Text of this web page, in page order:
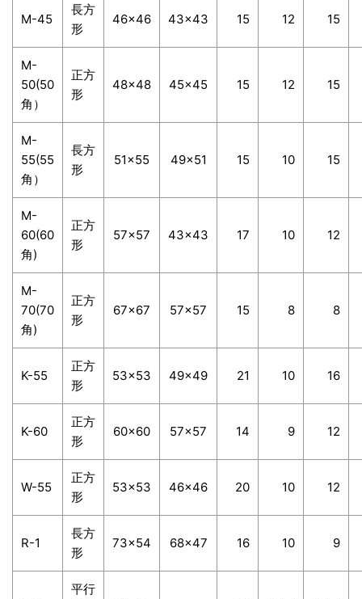
M-45
長方
形
46×46 43×43 15 12 15
M-
50(50
角）
正方
形
48×48 45×45 15 12 15
M-
55(55
角）
長方
形
51×55 49×51 15 10 15
M-
60(60
角)
正方
形
57×57 43×43 17 10 12
M-
70(70
角)
正方
形
67×67 57×57 15 8 8
K-55
正方
形
53×53 49×49 21 10 16
K-60
正方
形
60×60 57×57 14 9 12
W-55
正方
形
53×53 46×46 20 10 12
R-1
長方
形
73×54 68×47 16 10 9
平行